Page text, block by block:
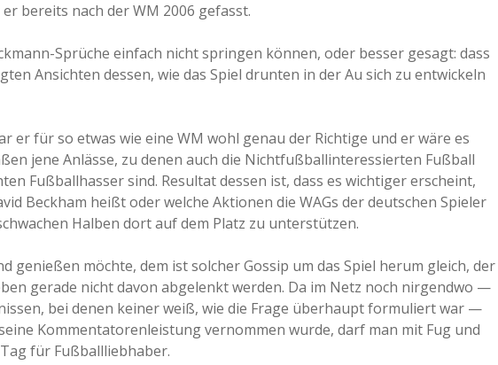
bereits nach der WM 2006 gefasst.
Sprüche einfach nicht springen können, oder besser gesagt: dass
Ansichten dessen, wie das Spiel drunten in der Au sich zu entwickeln
er für so etwas wie eine WM wohl genau der Richtige und er wäre es
jene Anlässe, zu denen auch die Nichtfußballinteressierten Fußball
Fußballhasser sind. Resultat dessen ist, dass es wichtiger erscheint,
Beckham heißt oder welche Aktionen die WAGs der deutschen Spieler
Halben dort auf dem Platz zu unterstützen.
genießen möchte, dem ist solcher Gossip um das Spiel herum gleich, der
gerade nicht davon abgelenkt werden. Da im Netz noch nirgendwo —
bei denen keiner weiß, wie die Frage überhaupt formuliert war —
Kommentatorenleistung vernommen wurde, darf man mit Fug und
für Fußballliebhaber.